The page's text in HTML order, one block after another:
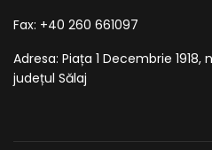
Fax: +40 260 661097
Adresa: Piața 1 Decembrie 1918,
județul Sălaj